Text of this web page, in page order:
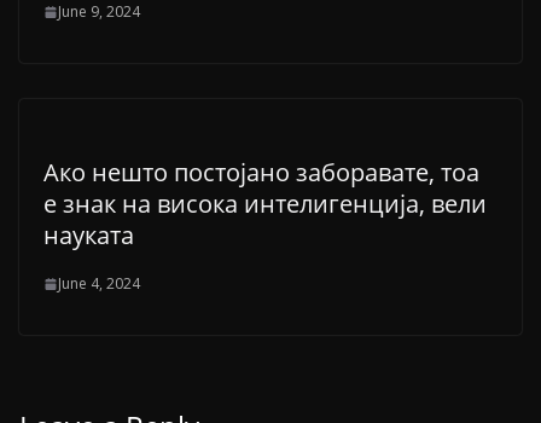
June 9, 2024
Ако нешто постојано заборавате, тоа
е знак на висока интелигенција, вели
науката
June 4, 2024